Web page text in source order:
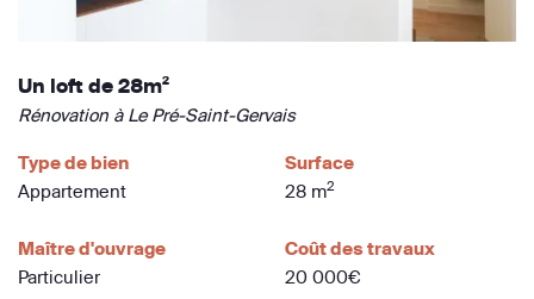
Un loft de 28m²
Rénovation à Le Pré-Saint-Gervais
Type de bien
Appartement
Surface
28 m2
Maître d'ouvrage
Particulier
Coût des travaux
20 000€